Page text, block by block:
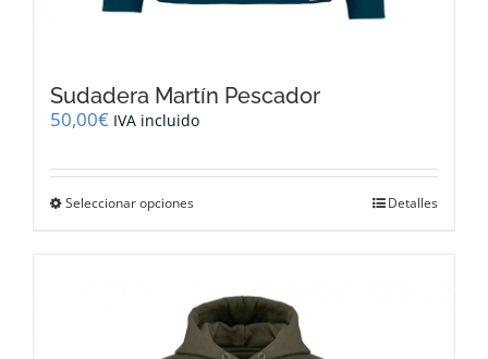
Sudadera Martín Pescador
50,00€ IVA incluido
Seleccionar opciones
variantes.
Las
opciones
Detalles